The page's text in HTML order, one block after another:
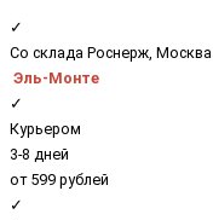
✓
Со склада Роснерж, Москва
Эль-Монте
✓
Курьером
3-8 дней
от 599 рублей
✓